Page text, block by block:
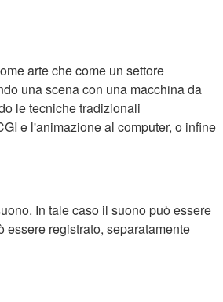
arte che come un settore
una scena con una macchina da
le tecniche tradizionali
e l'animazione al computer, o infine
In tale caso il suono può essere
registrato, separatamente